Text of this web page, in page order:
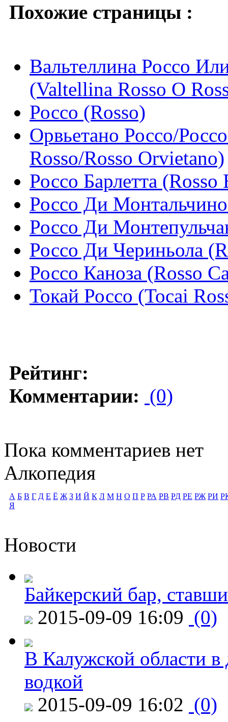
Похожие страницы :
Вальтеллина Россо
(Valtellina Rosso O
Россо (Rosso)
Орвьетано Россо/
Rosso/Rosso Orvietano)
Россо Барлетта (Rosso
Россо Ди
Россо Ди
Россо Ди Чериньола
Россо Каноза (Rosso
Токай Россо (Tocai
Рейтинг:
Комментарии: (0)
Пока комментариев нет
Алкопедия
А Б В Г Д Е Ё Ж З И Й К Л М Н О П Р РА РВ РД РЕ РЖ РИ
Я
Новости
Байкерский бар,
2015-09-09 16:09 (0)
В Калужской области в
водкой
2015-09-09 16:02 (0)